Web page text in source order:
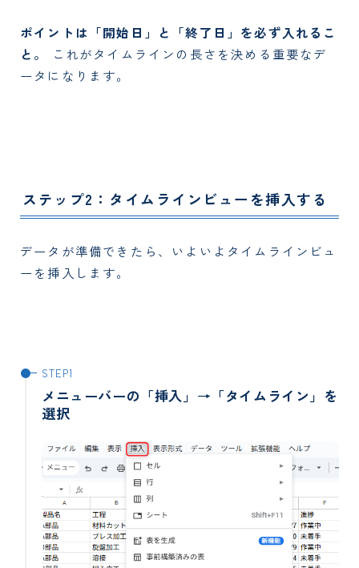
ポイントは「開始日」と「終了日」を必ず入れるこ
と。
これがタイムラインの長さを決める重要なデ
ータになります。
ステップ2：タイムラインビューを挿入する
データが準備できたら、いよいよタイムラインビュ
ーを挿入します。
メニューバーの「挿入」→「タイムライン」を
選択